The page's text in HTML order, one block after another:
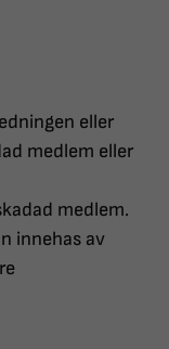
eller
medlem eller
medlem.
innehas av